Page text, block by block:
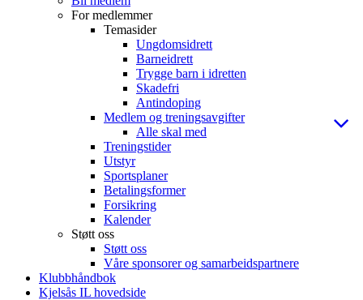
For medlemmer
Temasider
Ungdomsidrett
Barneidrett
Trygge barn i idretten
Skadefri
Antindoping
Medlem og treningsavgifter
Alle skal med
Treningstider
Utstyr
Sportsplaner
Betalingsformer
Forsikring
Kalender
Støtt oss
Støtt oss
Våre sponsorer og samarbeidspartnere
Klubbhåndbok
Kjelsås IL hovedside